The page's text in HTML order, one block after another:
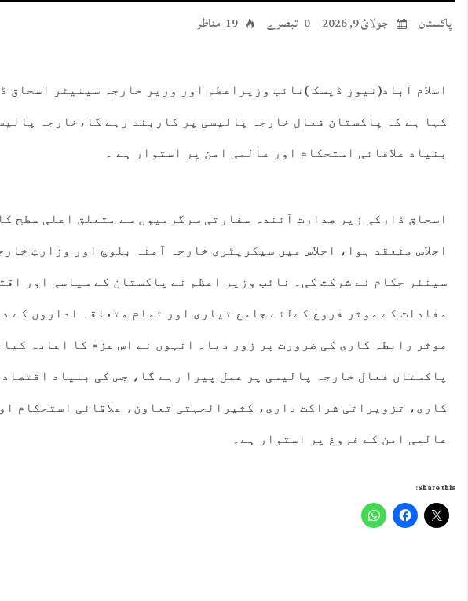
پاکستان جولائ 9, 2026 0 تبصرے 19 مناظر
اسلام آباد(نیوز ڈیسک )نائب وزیراعظم اور وزیر خارجہ سینیٹر اسحاق
کہا ہے کہ پاکستان فعال خارجہ پالیسی پر کاربند رہے گا،خارجہ
بنیاد علاقائی استحکام اور عالمی امن پر استوار ہے ۔
اسحاق ڈارکی زیر صدارت آئندہ سفارتی سرگرمیوں سے متعلق اعلی سطح
اجلاس منعقد ہوا، اجلاس میں سیکریٹری خارجہ آمنہ بلوچ اور وزارتِ
سینئر حکام نے شرکت کی۔ نائب وزیر اعظم نے پاکستان کے سیاسی اور
مفادات کے موثر فروغ کےلئے جامع تیاری اور تمام متعلقہ اداروں کے
موثر رابطہ کاری کی ضرورت پر زور دیا۔ انہوں نے اس عزم کا اعادہ کیا
پاکستان فعال خارجہ پالیسی پر عمل پیرا رہے گا، جس کی بنیاد
کاری، تزویراتی شراکت داری، کثیرالجہتی تعاون، علاقائی استحکام
عالمی امن کے فروغ پر استوار ہے۔
Share this: